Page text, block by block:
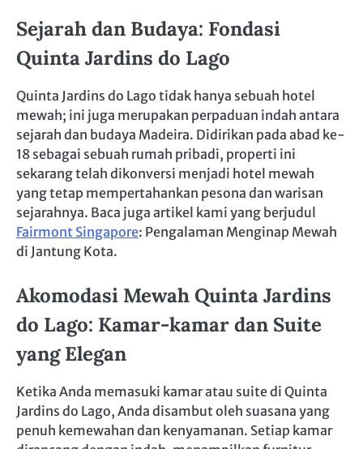
Sejarah dan Budaya: Fondasi
Quinta Jardins do Lago
Quinta Jardins do Lago tidak hanya sebuah hotel
mewah; ini juga merupakan perpaduan indah antara
sejarah dan budaya Madeira. Didirikan pada abad ke-
18 sebagai sebuah rumah pribadi, properti ini
sekarang telah dikonversi menjadi hotel mewah
yang tetap mempertahankan pesona dan warisan
sejarahnya. Baca juga artikel kami yang berjudul
Fairmont Singapore: Pengalaman Menginap Mewah
di Jantung Kota.
Akomodasi Mewah Quinta Jardins
do Lago: Kamar-kamar dan Suite
yang Elegan
Ketika Anda memasuki kamar atau suite di Quinta
Jardins do Lago, Anda disambut oleh suasana yang
penuh kemewahan dan kenyamanan. Setiap kamar